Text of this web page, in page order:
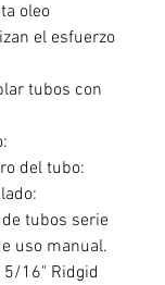
oleo
el esfuerzo
tubos con
del tubo:
tubos serie
uso manual.
5/16" Ridgid